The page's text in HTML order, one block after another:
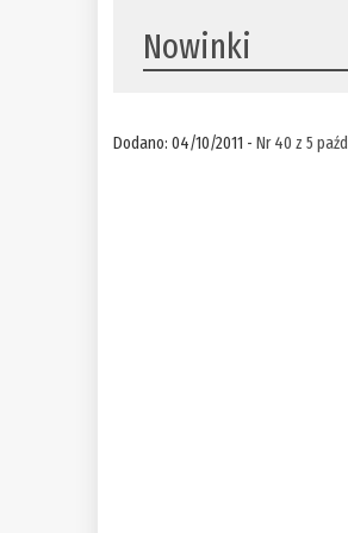
Nowinki
Dodano: 04/10/2011 -Nr 40 z 5